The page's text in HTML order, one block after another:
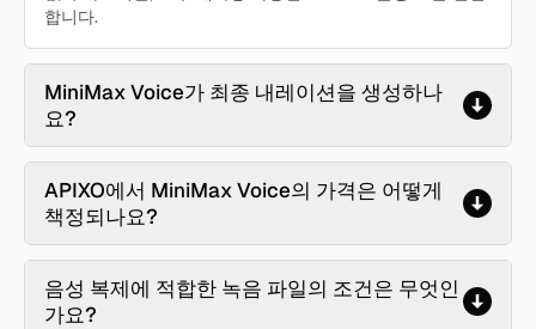
합니다.
MiniMax Voice가 최종 내레이션을 생성하나
요?
APIXO에서 MiniMax Voice의 가격은 어떻게
책정되나요?
음성 복제에 적합한 녹음 파일의 조건은 무엇인
가요?